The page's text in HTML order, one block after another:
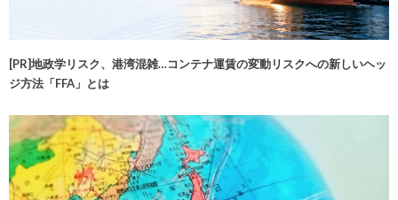
[PR]地政学リスク、港湾混雑…コンテナ運賃の変動リスクへの新しいヘッ
ジ方法「FFA」とは